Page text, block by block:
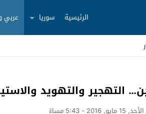
الرئيسية سوريا عربي
الأحد, 15 مايو, 2016 - 5:43 مساءً